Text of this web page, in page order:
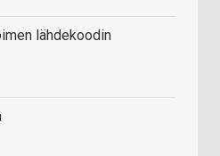
lähdekoodin